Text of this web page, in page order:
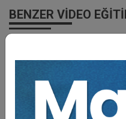
BENZER VIDEO
Video Eğitim Abonesi
Av. Cansu ADAM